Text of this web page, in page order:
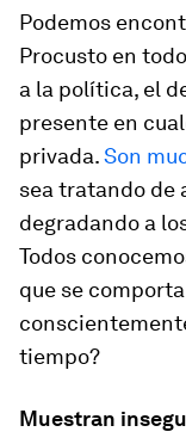
Podemos
Procusto en
a la política, el
presente en
privada.Son
sea tratando de
degradando a
Todos
que se
tiempo?
Muestran